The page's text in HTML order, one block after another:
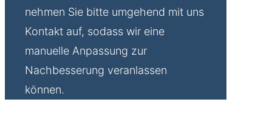
nehmen Sie bitte umgehend mit uns
Kontakt auf, sodass wir eine
manuelle Anpassung zur
Nachbesserung veranlassen
können.